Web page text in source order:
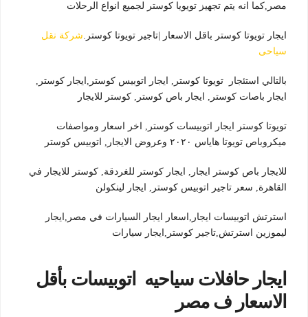
مصر,كما انه يتم تجهيز تويويا كوستر لجميع انواع الرحلات
ايجار تويوتا كوستر باقل الاسعار |تاجير تويوتا كوستر.شركة نقل
سياحى
بالتالي استئجار تويوتا كوستر, ايجار اتوبيس كوستر,ايجار كوستر,
ايجار باصات كوستر, ايجار باص كوستر, كوستر للايجار
تويوتا كوستر ايجار اتوبيسات كوستر, اخر اسعار ومواصفات
ميكروباص تويوتا هاياس ٢٠٢٠ وعروض الايجار, اتوبيس كوستر
للايجار باص كوستر ايجار, ايجار كوستر للغردقة, كوستر للايجار في
القاهرة, سعر تاجير اتوبيس كوستر, ايجار لينكولن
استرتش اتوبيسات ايجار,اسعار ايجار السيارات في مصر,ايجار
ليموزين استرتش,تاجير كوستر,ايجار سيارات
ايجار حافلات سياحيه اتوبيسات بأقل
الاسعار ف مصر